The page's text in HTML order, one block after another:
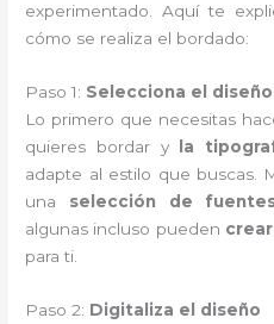
experimentado. Aquí te
cómo se realiza el bordado:
Paso 1: Selecciona el
Lo primero que necesitas
quieres bordar y
la
adapte al estilo que buscas.
una selección de
algunas incluso pueden
para ti.
Paso 2: Digitaliza el diseño